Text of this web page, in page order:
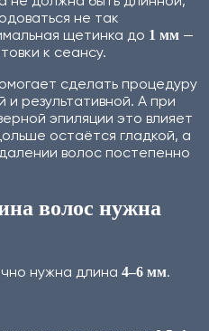
не так
щетинка до 1 мм —
к сеансу.
сделать процедуру
результативной. А при
эпиляции это влияет
остаётся гладкой, а
волос постепенно
волос нужна
нужна длина 4–6 мм.